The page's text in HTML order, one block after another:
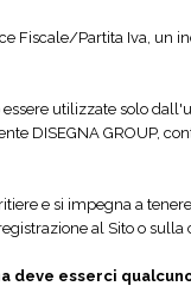
Fiscale/Partita Iva, un
utilizzate solo
DISEGNA GROUP,
e si impegna a
al Sito o
deve esserci